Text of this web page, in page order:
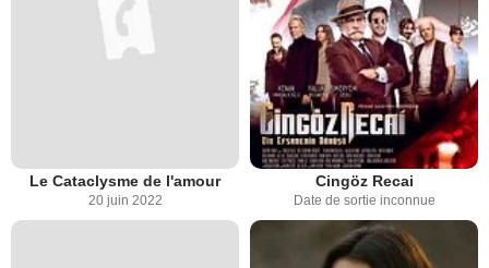
Le Cataclysme de l'amour
20 juin 2022
Cingöz Recai
Date de sortie inconnue